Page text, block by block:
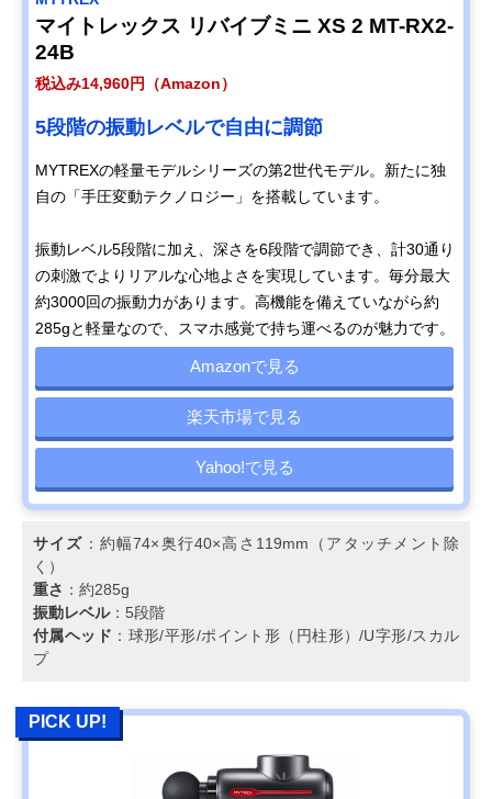
マイトレックス リバイブミニ XS 2 MT-RX2-
24B
税込み14,960円（Amazon）
5段階の振動レベルで自由に調節
MYTREXの軽量モデルシリーズの第2世代モデル。新たに独
自の「手圧変動テクノロジー」を搭載しています。
振動レベル5段階に加え、深さを6段階で調節でき、計30通り
の刺激でよりリアルな心地よさを実現しています。毎分最大
約3000回の振動力があります。高機能を備えていながら約
285gと軽量なので、スマホ感覚で持ち運べるのが魅力です。
Amazonで見る
楽天市場で見る
Yahoo!で見る
サイズ ：約幅74×奥行40×高さ119mm（アタッチメント除
く）
重さ ：約285g
振動レベル：5段階
付属ヘッド ：球形/平形/ポイント形（円柱形）/U字形/スカル
プ
PICK UP!